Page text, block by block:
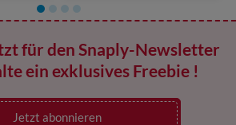
für den Snaply-Newsletter
ein exklusives Freebie !
Jetzt abonnieren